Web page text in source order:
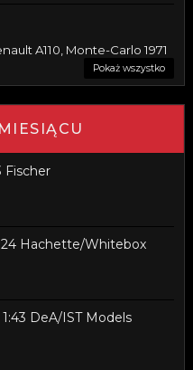
A110, Monte-Carlo 1971
Pokaż wszystko
Fischer
Hachette/Whitebox
DeA/IST Models